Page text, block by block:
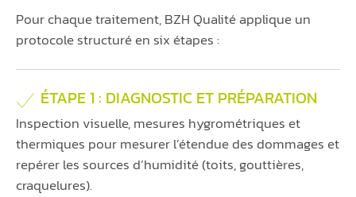
Pour chaque traitement, BZH Qualité applique un
protocole structuré en six étapes :
ÉTAPE 1 : DIAGNOSTIC ET PRÉPARATION
Inspection visuelle, mesures hygrométriques et
thermiques pour mesurer l’étendue des dommages et
repérer les sources d’humidité (toits, gouttières,
craquelures).